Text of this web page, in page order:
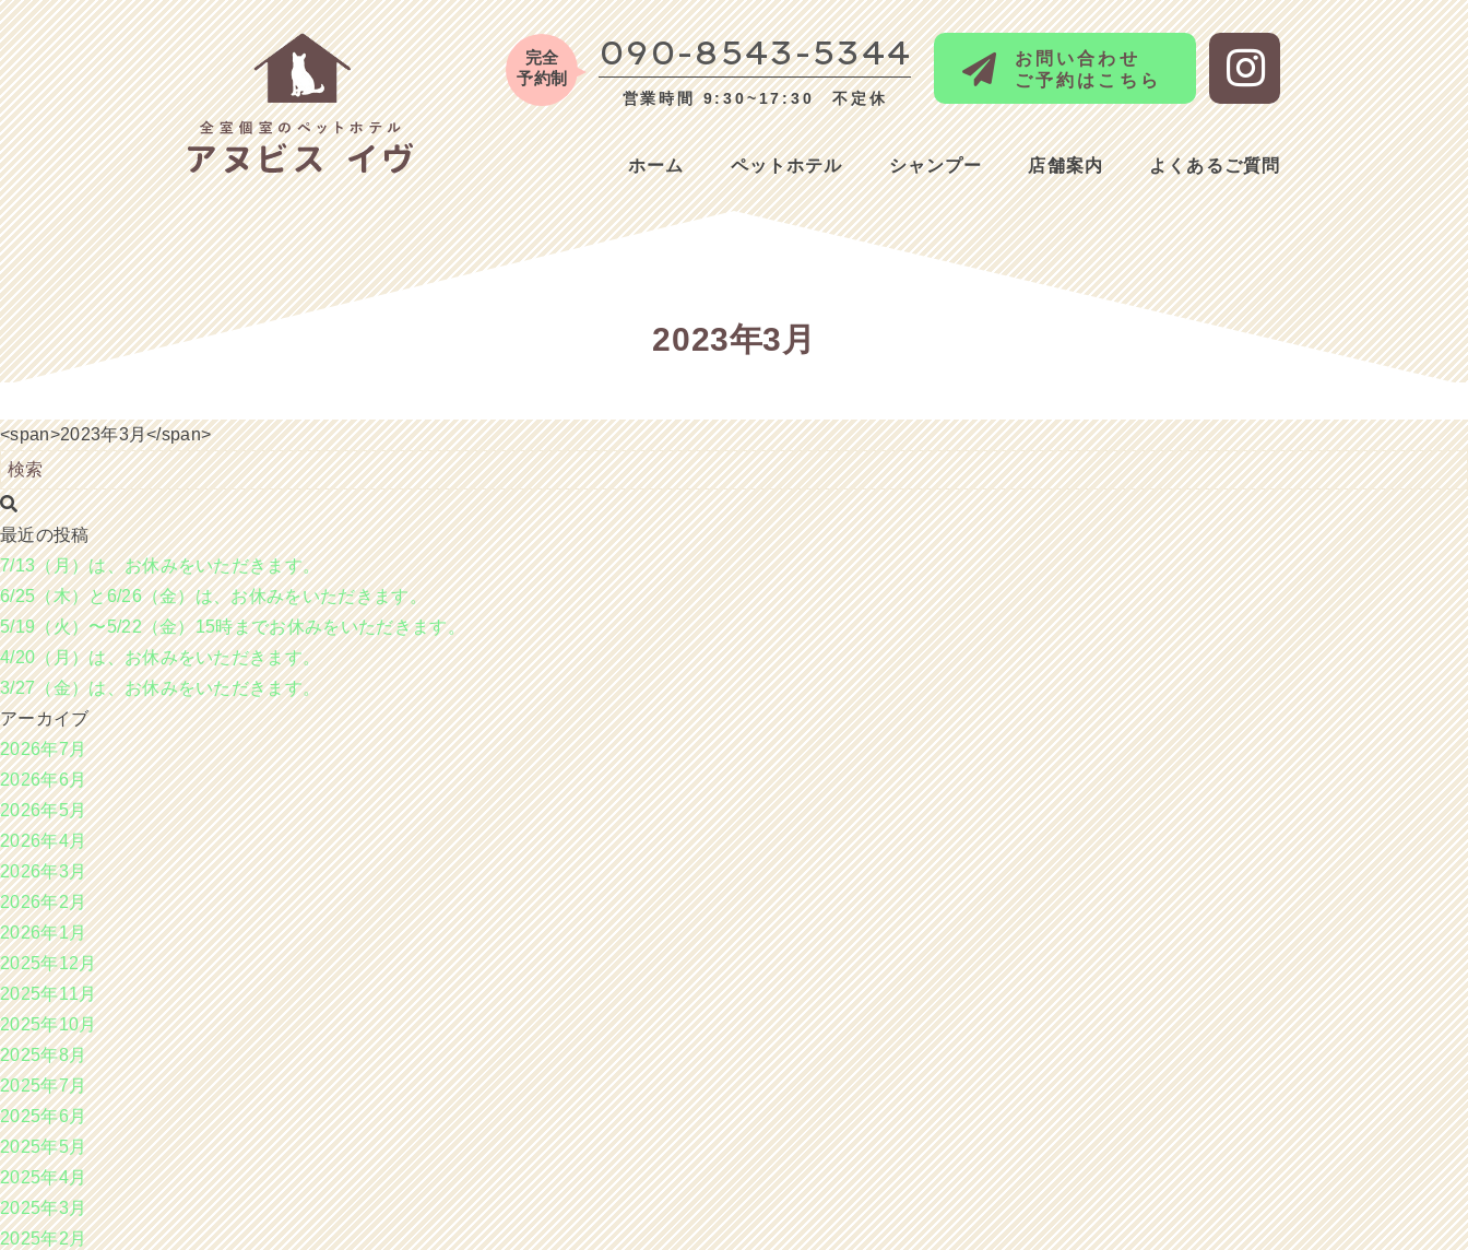
完全
予約制
090-8543-5344
営業時間 9:30~17:30 不定休
お問い合わせ
ご予約はこちら
ホーム ペットホテル シャンプー 店舗案内 よくあるご質問
2023年3月
<span>2023年3月</span>
最近の投稿
7/13（月）は、お休みをいただきます。
6/25（木）と6/26（金）は、お休みをいただきます。
5/19（火）〜5/22（金）15時までお休みをいただきます。
4/20（月）は、お休みをいただきます。
3/27（金）は、お休みをいただきます。
アーカイブ
2026年7月
2026年6月
2026年5月
2026年4月
2026年3月
2026年2月
2026年1月
2025年12月
2025年11月
2025年10月
2025年8月
2025年7月
2025年6月
2025年5月
2025年4月
2025年3月
2025年2月